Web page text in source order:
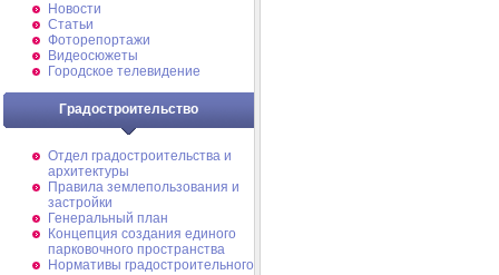
Новости
Статьи
Фоторепортажи
Видеосюжеты
Городское телевидение
Градостроительство
Отдел градостроительства и
архитектуры
Правила землепользования и
застройки
Генеральный план
Концепция создания единого
парковочного пространства
Нормативы градостроительного